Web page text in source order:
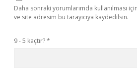
Daha sonraki yorumlarımda kullanılması
ve site adresim bu tarayıcıya kaydedilsin.
9 - 5 kaçtır?*